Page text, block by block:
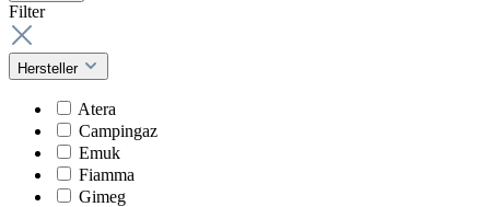
Filter
Hersteller
Atera
Campingaz
Emuk
Fiamma
Gimeg